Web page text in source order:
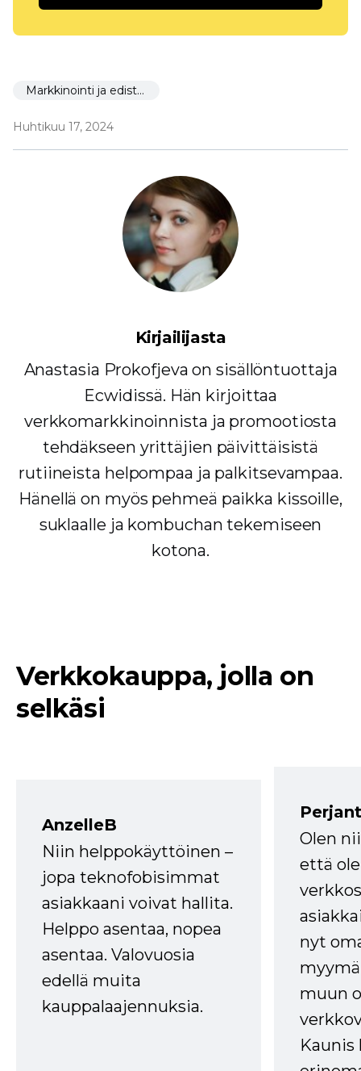
Markkinointi ja edistäminen
Huhtikuu 17, 2024
Kirjailijasta
Anastasia Prokofjeva on sisällöntuottaja
Ecwidissä. Hän kirjoittaa
verkkomarkkinoinnista ja promootiosta
tehdäkseen yrittäjien päivittäisistä
rutiineista helpompaa ja palkitsevampaa.
Hänellä on myös pehmeä paikka kissoille,
suklaalle ja kombuchan tekemiseen
kotona.
Verkkokauppa, jolla on
selkäsi
AnzelleB
Niin helppokäyttöinen –
jopa teknofobisimmat
asiakkaani voivat hallita.
Helppo asentaa, nopea
asentaa. Valovuosia
edellä muita
kauppalaajennuksia.
Olen
että
nyt
muun
Kaunis